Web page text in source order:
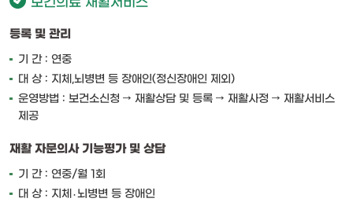
등록 및 관리
기 간 : 연중
대 상 : 지체,뇌병변 등 장애인(정신장애인 제외)
운영방법 : 보건소신청 → 재활상담 및 등록 → 재활사정 → 재활서비스
제공
재활 자문의사 기능평가 및 상담
기 간 : 연중/월 1회
대 상 : 지체․뇌병변 등 장애인